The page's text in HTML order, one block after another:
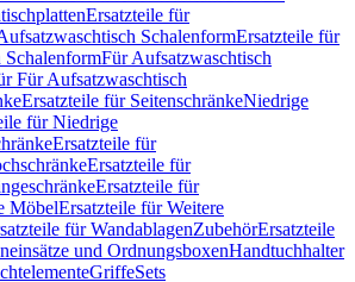
Ersatzteile für
SchalenformErsatzteile für
SchalenformFür Aufsatzwaschtisch
Für Aufsatzwaschtisch
Ersatzteile für SeitenschränkeNiedrige
für Niedrige
Ersatzteile für
Ersatzteile für
Ersatzteile für
MöbelErsatzteile für Weitere
für WandablagenZubehörErsatzteile
und OrdnungsboxenHandtuchhalter
GriffeSets